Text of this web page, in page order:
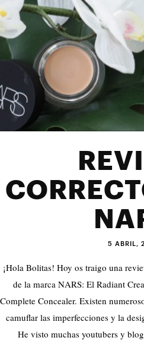
5 ABRIL,
¡Hola Bolitas! Hoy os traigo una
de la marca NARS: El Radiant
Complete Concealer. Existen
camuflar las imperfecciones y la
He visto muchas youtubers y